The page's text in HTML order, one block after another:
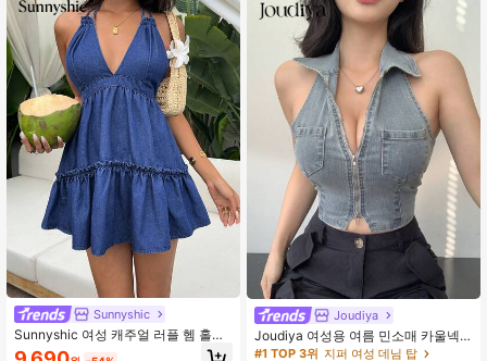
Sunnyshic
Sunnyshic 여성 캐주얼 러플 헴 홀터
백리스 데님 드레스 여름용
Joudiya
Joudiya 여성용 여름 민소매 카울넥
전면 지퍼 데님 베스트 탑
#1 TOP 3위 지퍼 여성 데님 탑